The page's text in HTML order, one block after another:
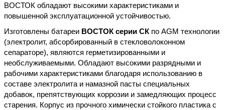
ВОСТОК обладают высокими характеристиками и
повышенной эксплуатационной устойчивостью.
Изготовлены батареи ВОСТОК серии СК по AGM технологии
(электролит, абсорбированный в стекловолоконном
сепараторе), являются герметизированными и
необслуживаемыми. Обладают высокими разрядными и
рабочими характеристиками благодаря использованию в
составе электролита и намазной пасты специальных
добавок, препятствующих коррозии и замедляющих процесс
старения. Корпус из прочного химически стойкого пластика с